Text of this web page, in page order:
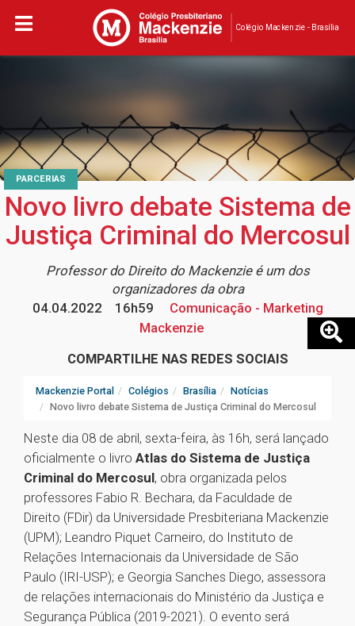
Colégio Mackenzie - Brasília
PARCERIAS
Novo livro debate Sistema de
Justiça Criminal do Mercosul
Professor do Direito do Mackenzie é um dos
organizadores da obra
04.04.2022
16h59
Comunicação - Marketing
Mackenzie
COMPARTILHE NAS REDES SOCIAIS
Mackenzie Portal Colégios Brasília
Notícias
Novo livro debate Sistema de Justiça Criminal do Mercosul
Neste dia 08 de abril, sexta-feira, às 16h, será lançado
oficialmente o livro Atlas do Sistema de Justiça
Criminal do Mercosul, obra organizada pelos
professores Fabio R. Bechara, da Faculdade de
Direito (FDir) da Universidade Presbiteriana Mackenzie
(UPM); Leandro Piquet Carneiro, do Instituto de
Relações Internacionais da Universidade de São
Paulo (IRI-USP); e Georgia Sanches Diego, assessora
de relações internacionais do Ministério da Justiça e
Segurança Pública (2019-2021). O evento será